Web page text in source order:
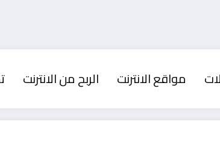
مواقع الانترنت الربح من الانترنت